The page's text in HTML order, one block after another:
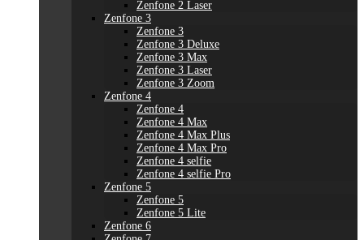
Zenfone 2 Laser
Zenfone 3
Zenfone 3
Zenfone 3 Deluxe
Zenfone 3 Max
Zenfone 3 Laser
Zenfone 3 Zoom
Zenfone 4
Zenfone 4
Zenfone 4 Max
Zenfone 4 Max Plus
Zenfone 4 Max Pro
Zenfone 4 selfie
Zenfone 4 selfie Pro
Zenfone 5
Zenfone 5
Zenfone 5 Lite
Zenfone 6